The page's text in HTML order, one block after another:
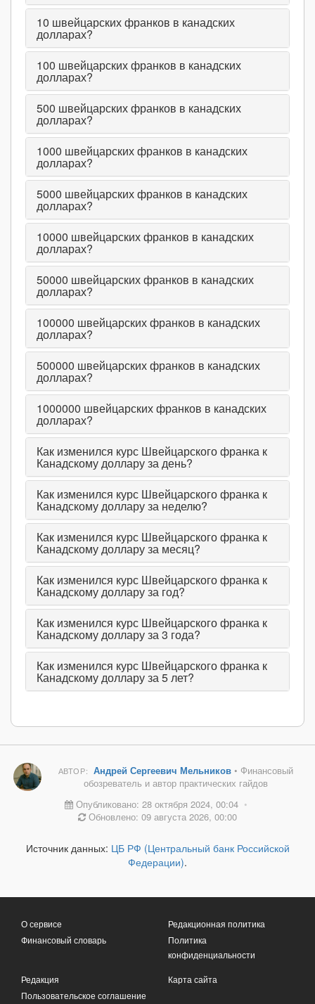
10 швейцарских франков в канадских
долларах?
100 швейцарских франков в канадских
долларах?
500 швейцарских франков в канадских
долларах?
1000 швейцарских франков в канадских
долларах?
5000 швейцарских франков в канадских
долларах?
10000 швейцарских франков в канадских
долларах?
50000 швейцарских франков в канадских
долларах?
100000 швейцарских франков в канадских
долларах?
500000 швейцарских франков в канадских
долларах?
1000000 швейцарских франков в канадских
долларах?
Как изменился курс Швейцарского франка к
Канадскому доллару за день?
Как изменился курс Швейцарского франка к
Канадскому доллару за неделю?
Как изменился курс Швейцарского франка к
Канадскому доллару за месяц?
Как изменился курс Швейцарского франка к
Канадскому доллару за год?
Как изменился курс Швейцарского франка к
Канадскому доллару за 3 года?
Как изменился курс Швейцарского франка к
Канадскому доллару за 5 лет?
АВТОР: Андрей Сергеевич Мельников• Финансовый
обозреватель и автор практических гайдов
Опубликовано: 28 октября 2024, 00:04 •
Обновлено: 09 августа 2026, 00:00
Источник данных: ЦБ РФ (Центральный банк Российской
Федерации).
О сервисе
Финансовый словарь
Редакционная политика
Политика
конфиденциальности
Редакция
Пользовательское соглашение
Карта сайта